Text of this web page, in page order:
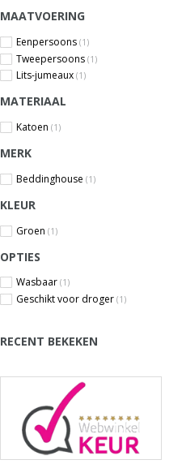
MAATVOERING
Eenpersoons (1)
Tweepersoons (1)
Lits-jumeaux (1)
MATERIAAL
Katoen (1)
MERK
Beddinghouse (1)
KLEUR
Groen (1)
OPTIES
Wasbaar (1)
Geschikt voor droger (1)
RECENT BEKEKEN